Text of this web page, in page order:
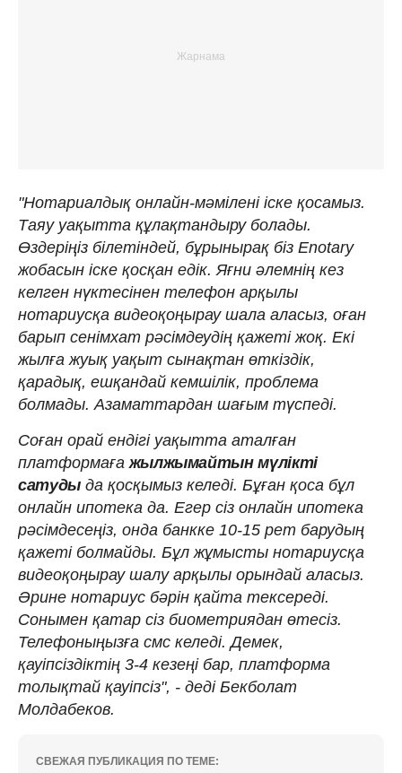
"Нотариалдық онлайн-мәмілені іске қосамыз.
Таяу уақытта құлақтандыру болады.
Өздеріңіз білетіндей, бұрынырақ біз Enotary
жобасын іске қосқан едік. Яғни әлемнің кез
келген нүктесінен телефон арқылы
нотариусқа видеоқоңырау шала аласыз, оған
барып сенімхат рәсімдеудің қажеті жоқ. Екі
жылға жуық уақыт сынақтан өткіздік,
қарадық, ешқандай кемшілік, проблема
болмады. Азаматтардан шағым түспеді.
Соған орай ендігі уақытта аталған
платформаға жылжымайтын мүлікті
сатудыда қосқымыз келеді. Бұған қоса бұл
онлайн ипотека да. Егер сіз онлайн ипотека
рәсімдесеңіз, онда банкке 10-15 рет барудың
қажеті болмайды. Бұл жұмысты нотариусқа
видеоқоңырау шалу арқылы орындай аласыз.
Әрине нотариус бәрін қайта тексереді.
Сонымен қатар сіз биометриядан өтесіз.
Телефоныңызға смс келеді. Демек,
қауіпсіздіктің 3-4 кезеңі бар, платформа
толықтай қауіпсіз", - деді Бекболат
Молдабеков.
СВЕЖАЯ ПУБЛИКАЦИЯ ПО ТЕМЕ: